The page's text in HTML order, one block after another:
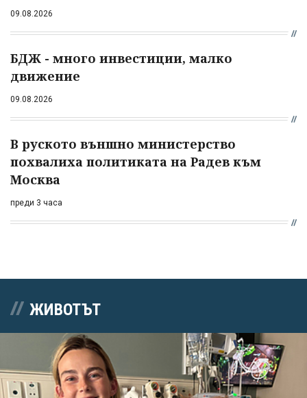
09.08.2026
БДЖ - много инвестиции, малко
движение
09.08.2026
В руското външно министерство
похвалиха политиката на Радев към
Москва
преди 3 часа
ЖИВОТЪТ